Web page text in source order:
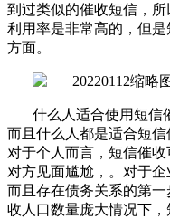
到过类似的催收短信，
利用率是非常高的，但
方面。
什么人适合使用短信
而且什么人都是适合短信
对于个人而言，短信催
对方见面尴尬，。对于
而且存在债务关系的第
收人口数量庞大情况下